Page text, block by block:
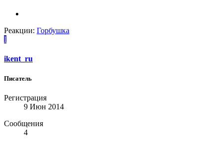
Реакции: Горбушка
I
ikent_ru
Писатель
Регистрация
9 Июн 2014
Сообщения
4